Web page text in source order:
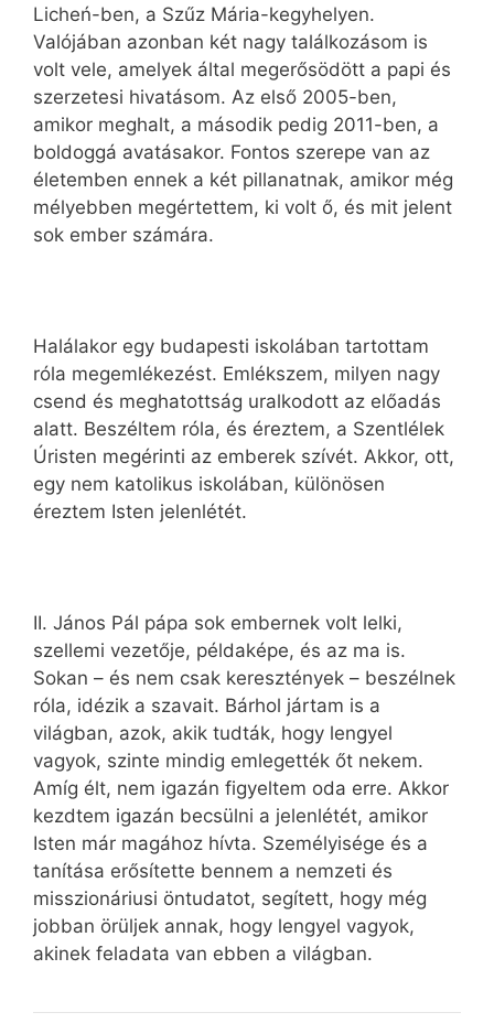
Licheń-ben, a Szűz Mária-kegyhelyen.
Valójában azonban két nagy találkozásom is
volt vele, amelyek által megerősödött a papi és
szerzetesi hivatásom. Az első 2005-ben,
amikor meghalt, a második pedig 2011-ben, a
boldoggá avatásakor. Fontos szerepe van az
életemben ennek a két pillanatnak, amikor még
mélyebben megértettem, ki volt ő, és mit jelent
sok ember számára.
Halálakor egy budapesti iskolában tartottam
róla megemlékezést. Emlékszem, milyen nagy
csend és meghatottság uralkodott az előadás
alatt. Beszéltem róla, és éreztem, a Szentlélek
Úristen megérinti az emberek szívét. Akkor, ott,
egy nem katolikus iskolában, különösen
éreztem Isten jelenlétét.
II. János Pál pápa sok embernek volt lelki,
szellemi vezetője, példaképe, és az ma is.
Sokan – és nem csak keresztények – beszélnek
róla, idézik a szavait. Bárhol jártam is a
világban, azok, akik tudták, hogy lengyel
vagyok, szinte mindig emlegették őt nekem.
Amíg élt, nem igazán figyeltem oda erre. Akkor
kezdtem igazán becsülni a jelenlétét, amikor
Isten már magához hívta. Személyisége és a
tanítása erősítette bennem a nemzeti és
misszionáriusi öntudatot, segített, hogy még
jobban örüljek annak, hogy lengyel vagyok,
akinek feladata van ebben a világban.